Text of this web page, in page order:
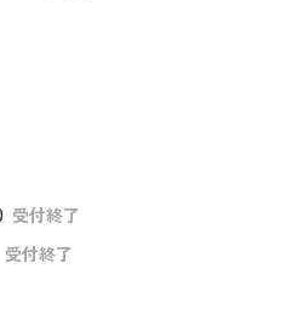
受付終了
受付終了